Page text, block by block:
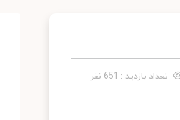
تعداد بازدید : 651 نفر